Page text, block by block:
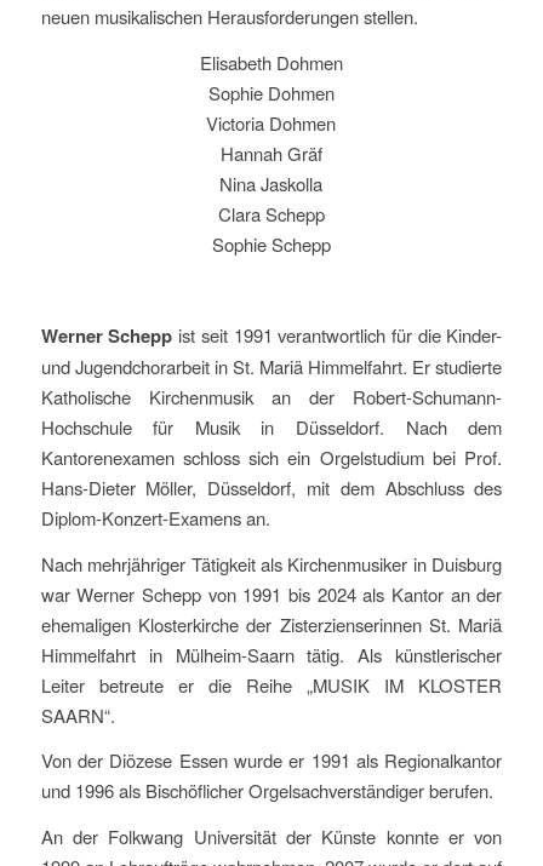
neuen musikalischen Herausforderungen stellen.
Elisabeth Dohmen
Sophie Dohmen
Victoria Dohmen
Hannah Gräf
Nina Jaskolla
Clara Schepp
Sophie Schepp
Werner Schepp ist seit 1991 verantwortlich für die Kinder-
und Jugendchorarbeit in St. Mariä Himmelfahrt. Er studierte
Katholische Kirchenmusik an der Robert-Schumann-
Hochschule für Musik in Düsseldorf. Nach dem
Kantorenexamen schloss sich ein Orgelstudium bei Prof.
Hans-Dieter Möller, Düsseldorf, mit dem Abschluss des
Diplom-Konzert-Examens an.
Nach mehrjähriger Tätigkeit als Kirchenmusiker in Duisburg
war Werner Schepp von 1991 bis 2024 als Kantor an der
ehemaligen Klosterkirche der Zisterzienserinnen St. Mariä
Himmelfahrt in Mülheim-Saarn tätig. Als künstlerischer
Leiter betreute er die Reihe „MUSIK IM KLOSTER
SAARN“.
Von der Diözese Essen wurde er 1991 als Regionalkantor
und 1996 als Bischöflicher Orgelsachverständiger berufen.
An der Folkwang Universität der Künste konnte er von